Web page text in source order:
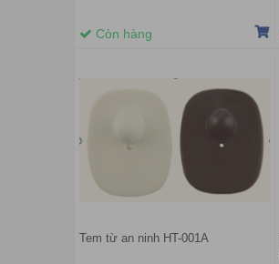
Còn hàng
Tem từ an ninh HT-001A